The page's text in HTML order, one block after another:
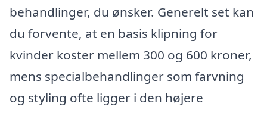
behandlinger, du ønsker. Generelt set kan
du forvente, at en basis klipning for
kvinder koster mellem 300 og 600 kroner,
mens specialbehandlinger som farvning
og styling ofte ligger i den højere